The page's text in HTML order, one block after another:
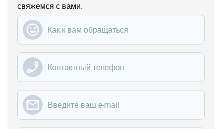
свяжемся с вами.
Введите ваше имя
Введите ваш телефон
Введите вашу электронную почту